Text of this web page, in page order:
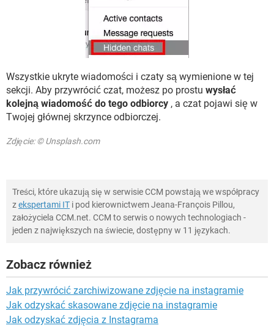
Wszystkie ukryte wiadomości i czaty są wymienione w tej
sekcji. Aby przywrócić czat, możesz po prostu wysłać
kolejną wiadomość do tego odbiorcy , a czat pojawi się w
Twojej głównej skrzynce odbiorczej.
Zdjęcie: © Unsplash.com
Treści, które ukazują się w serwisie CCM powstają we współpracy
zekspertami IT i pod kierownictwem Jeana-François Pillou,
założyciela CCM.net. CCM to serwis o nowych technologiach -
jeden z największych na świecie, dostępny w 11 językach.
Zobacz również
Jak przywrócić zarchiwizowane zdjęcie na instagramie
Jak odzyskać skasowane zdjęcie na instagramie
Jak odzyskać zdjęcia z Instagrama